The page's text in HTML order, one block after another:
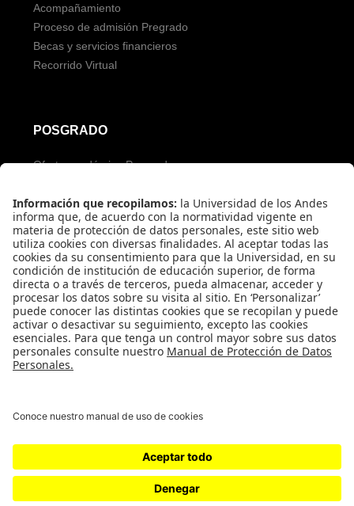
Acompañamiento
Proceso de admisión Pregrado
Becas y servicios financieros
Recorrido Virtual
POSGRADO
Oferta académica Posgrado
Proceso de admisión Posgrado
Servicios financieros
REDES SOCIALES PREGRADO
Universidad de los Andes | Vigilada Mineducación